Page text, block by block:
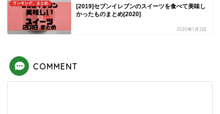
ランキング、まとめ
[2019]セブンイレブンのスイーツを食べて美味し
かったものまとめ[2020]
2020年1月2日
COMMENT